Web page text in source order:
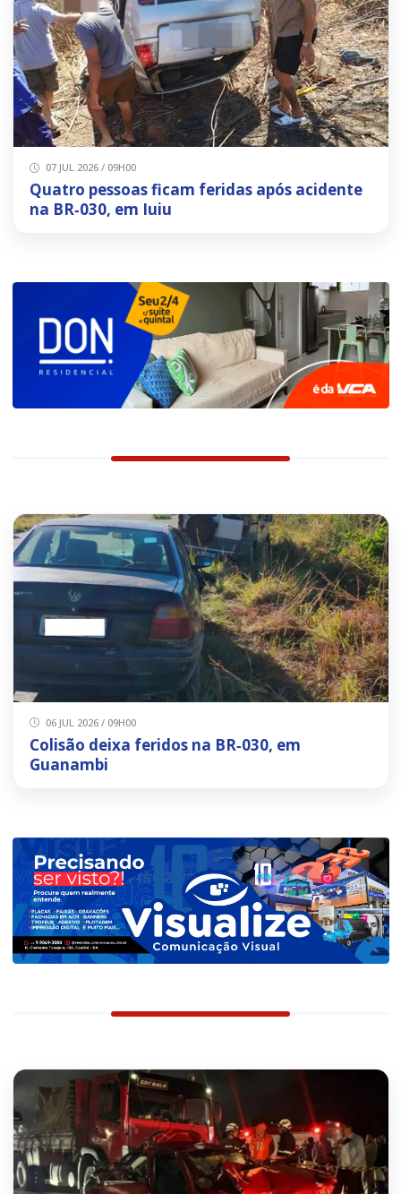
07 JUL 2026 / 09H00
Quatro pessoas ficam feridas após acidente
na BR‑030, em Iuiu
06 JUL 2026 / 09H00
Colisão deixa feridos na BR‑030, em
Guanambi